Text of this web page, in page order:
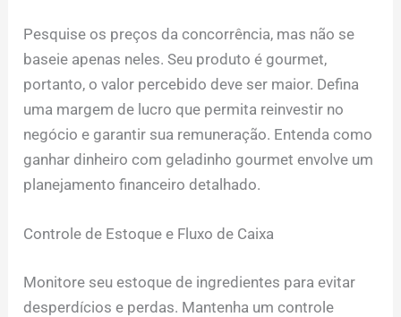
Pesquise os preços da concorrência, mas não se
baseie apenas neles. Seu produto é gourmet,
portanto, o valor percebido deve ser maior. Defina
uma margem de lucro que permita reinvestir no
negócio e garantir sua remuneração. Entenda como
ganhar dinheiro com geladinho gourmet envolve um
planejamento financeiro detalhado.
Controle de Estoque e Fluxo de Caixa
Monitore seu estoque de ingredientes para evitar
desperdícios e perdas. Mantenha um controle